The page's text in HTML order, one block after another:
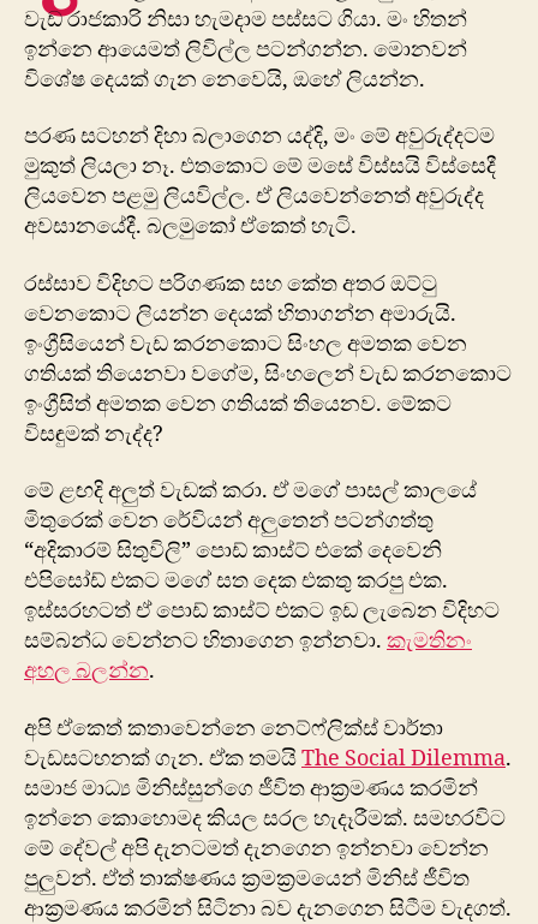
වැඩ රාජකාරි නිසා හැමදාම පස්සට ගියා. මං හිතන්
ඉන්නෙ ආයෙමත් ලිවිල්ල පටන්ගන්න. මොනවන්
විශේෂ දෙයක් ගැන නෙවෙයි, ඔහේ ලියන්න.
පරණ සටහන් දිහා බලාගෙන යද්දි, මං මේ අවුරුද්දටම
මුකුත් ලියලා නෑ. එතකොට මේ මසේ විස්සයි විස්සෙදී
ලියවෙන පළමු ලියවිල්ල. ඒ ලියවෙන්නෙත් අවුරුද්ද
අවසානයේදී. බලමුකෝ ඒකෙත් හැටි.
රස්සාව විදිහට පරිගණක සහ කේත අතර ඔට්ටු
වෙනකොට ලියන්න දෙයක් හිතාගන්න අමාරුයි.
ඉංග්‍රීසියෙන් වැඩ කරනකොට සිංහල අමතක වෙන
ගතියක් තියෙනවා වගේම, සිංහලෙන් වැඩ කරනකොට
ඉංග්‍රීසිත් අමතක වෙන ගතියක් තියෙනව. මේකට
විසඳුමක් නැද්ද?
මේ ළඟදි අලුත් වැඩක් කරා. ඒ මගේ පාසල් කාලයේ
මිතුරෙක් වෙන රේවියන් අලුතෙන් පටන්ගත්තු
“අදිකාරම් සිතුවිලි” පොඩ් කාස්ට් එකේ දෙවෙනි
එපිසෝඩ් එකට මගේ සත දෙක එකතු කරපු එක.
ඉස්සරහටත් ඒ පොඩ් කාස්ට් එකට ඉඩ ලැබෙන විදිහට
සම්බන්ධ වෙන්නට හිතාගෙන ඉන්නවා. කැමතිනං
අහල බලන්න.
අපි ඒකෙත් කතාවෙන්නෙ නෙට්ෆ්ලික්ස් වාර්තා
වැඩසටහනක් ගැන. ඒක තමයිThe Social Dilemma.
සමාජ මාධ්‍ය මිනිස්සුන්ගෙ ජීවිත ආක්‍රමණය කරමින්
ඉන්නෙ කොහොමද කියල සරල හැදෑරීමක්. සමහරවිට
මේ දේවල් අපි දැනටමත් දැනගෙන ඉන්නවා වෙන්න
පුලුවන්. ඒත් තාක්ෂණය ක්‍රමක්‍රමයෙන් මිනිස් ජීවිත
ආක්‍රමණය කරමින් සිටිනා බව දැනගෙන සිටීම වැදගත්.